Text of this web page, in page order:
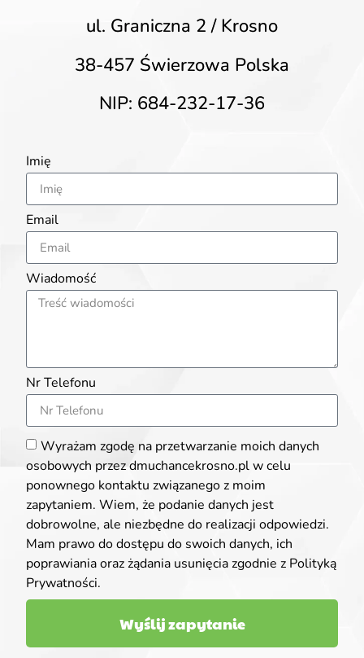
ul. Graniczna 2 / Krosno
38-457 Świerzowa Polska
NIP: 684-232-17-36
Imię
Email
Wiadomość
Nr Telefonu
Wyrażam zgodę na przetwarzanie moich danych
osobowych przez dmuchancekrosno.pl w celu
ponownego kontaktu związanego z moim
zapytaniem. Wiem, że podanie danych jest
dobrowolne, ale niezbędne do realizacji odpowiedzi.
Mam prawo do dostępu do swoich danych, ich
poprawiania oraz żądania usunięcia zgodnie z Polityką
Prywatności.
Wyślij zapytanie